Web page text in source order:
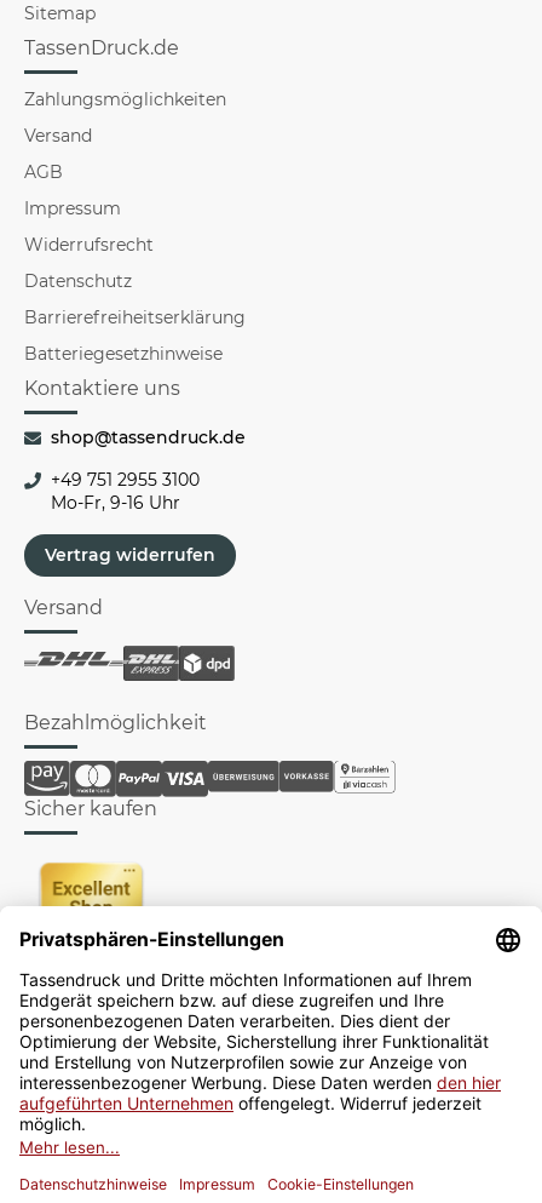
Sitemap
TassenDruck.de
Zahlungsmöglichkeiten
Versand
AGB
Impressum
Widerrufsrecht
Datenschutz
Barrierefreiheitserklärung
Batteriegesetzhinweise
Kontaktiere uns
shop@tassendruck.de
+49 751 2955 3100
Mo-Fr, 9-16 Uhr
Vertrag widerrufen
Versand
Bezahlmöglichkeit
Sicher kaufen
Newsletter